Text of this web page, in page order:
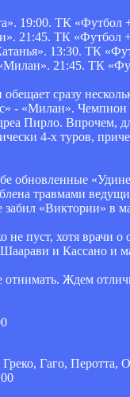
19:00. ТК «Футбол
21:45. ТК «Футбол
13:30. ТК
21:45. ТК
сразу
- «Милан». Чемпион
Пирло. Впрочем,
4-х туров,
обновленные
травмами
забил «Виктории» в
не пуст, хотя
и Кассано и
отнимать. Ждем
Греко, Гаго,